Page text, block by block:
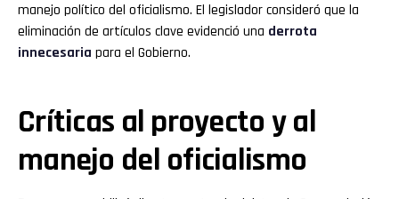
manejo político del oficialismo. El legislador consideró que la
eliminación de artículos clave evidenció una derrota
innecesaria para el Gobierno.
Críticas al proyecto y al
manejo del oficialismo